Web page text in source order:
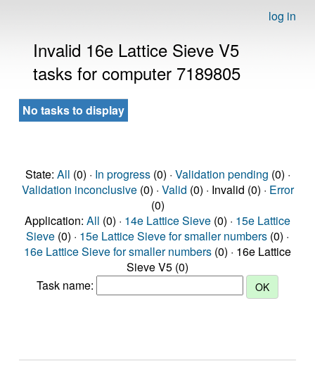
log in
Invalid 16e Lattice Sieve V5
tasks for computer 7189805
No tasks to display
State: All (0) · In progress(0) · Validation pending (0) ·
Validation inconclusive(0) · Valid (0) · Invalid (0) · Error
(0)
Application: All (0) · 14e Lattice Sieve (0) · 15e Lattice
Sieve (0) · 15e Lattice Sieve for smaller numbers (0) ·
16e Lattice Sieve for smaller numbers (0) · 16e Lattice
Sieve V5 (0)
Task name: